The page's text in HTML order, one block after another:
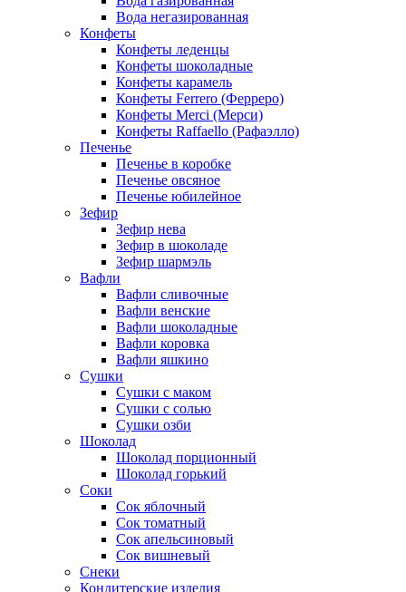
Вода негазированная
Конфеты
Конфеты леденцы
Конфеты шоколадные
Конфеты карамель
Конфеты Ferrero (Ферреро)
Конфеты Merci (Мерси)
Конфеты Raffaello (Рафаэлло)
Печенье
Печенье в коробке
Печенье овсяное
Печенье юбилейное
Зефир
Зефир нева
Зефир в шоколаде
Зефир шармэль
Вафли
Вафли сливочные
Вафли венские
Вафли шоколадные
Вафли коровка
Вафли яшкино
Сушки
Сушки с маком
Сушки с солью
Сушки озби
Шоколад
Шоколад порционный
Шоколад горький
Соки
Сок яблочный
Сок томатный
Сок апельсиновый
Сок вишневый
Снеки
Кондитерские изделия